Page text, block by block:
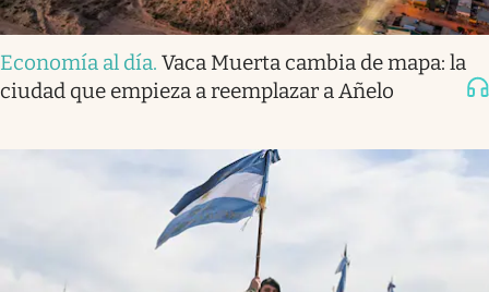
Economía al día. Vaca Muerta cambia de mapa: la
ciudad que empieza a reemplazar a Añelo